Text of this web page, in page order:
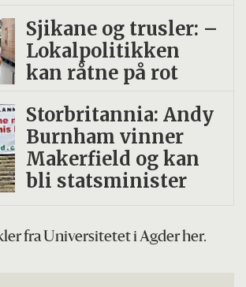
Sjikane og trusler: –
Lokalpolitikken
kan råtne på rot
Storbritannia: Andy
Burnham vinner
Makerfield og kan
bli statsminister
fra Universitetet i Agder her.